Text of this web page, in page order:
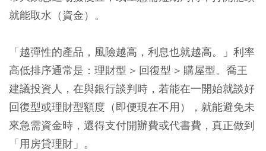
就能取水（資金）。
「越彈性的產品，風險越高，利息也就越高。」利率
高低排序通常是：理財型 > 回復型 > 購屋型。喬王
建議投資人，在與銀行談判時，若能在一開始就談好
回復型或理財型額度（即便現在不用），就能避免未
來急需資金時，還得支付開辦費或代書費，真正做到
「用房貸理財」。